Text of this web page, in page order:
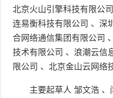
北京火山引擎科技有限公司
连易衡科技有限公司 、 深
合网络通信集团有限公司 、
技术有限公司 、 浪潮云信
限公司 、 北京金山云网络
主要起草人 邹文浩 、